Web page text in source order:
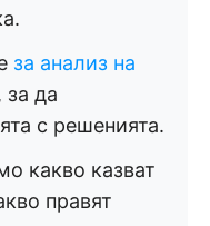
за анализ на
, за да
с решенията.
какво казват
правят